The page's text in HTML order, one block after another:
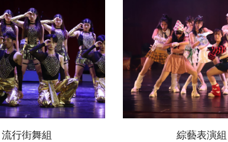
流行街舞組 綜藝表演組